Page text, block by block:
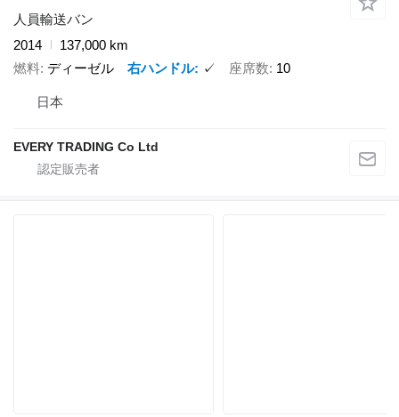
人員輸送バン
2014
137,000 km
燃料 ディーゼル 右ハンドル ✓ 座席数 10
日本
EVERY TRADING Co Ltd